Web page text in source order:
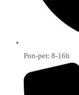
Pon-pet: 8-16h